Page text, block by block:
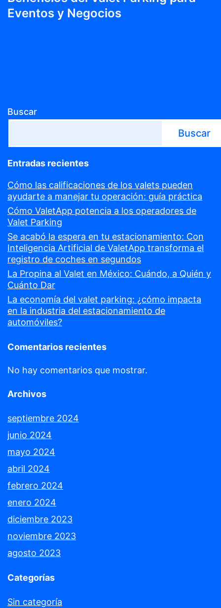
Eventos y Negocios
Buscar
Buscar
Entradas recientes
Cómo las calificaciones de los valets pueden
ayudarte a manejar tu operación: guía práctica
Cómo ValetApp potencia a los operadores de
Valet Parking
Se acabó la espera en tu estacionamiento: Con
Inteligencia Artificial de ValetApp transforma el
registro de coches en segundos
La Propina al Valet en México: Cuándo, a Quién y
Cuánto Dar
La economía del valet parking: ¿cómo impacta
en la industria del estacionamiento de
automóviles?
Comentarios recientes
No hay comentarios que mostrar.
Archivos
septiembre 2024
junio 2024
mayo 2024
abril 2024
febrero 2024
enero 2024
diciembre 2023
noviembre 2023
agosto 2023
Categorías
Sin categoría